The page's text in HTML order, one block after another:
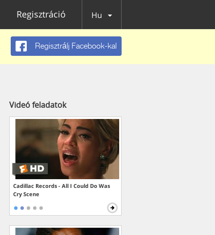
Regisztráció Hu
Regisztrálj Facebook-kal
Videó feladatok
Cadillac Records - All I Could Do Was
Cry Scene